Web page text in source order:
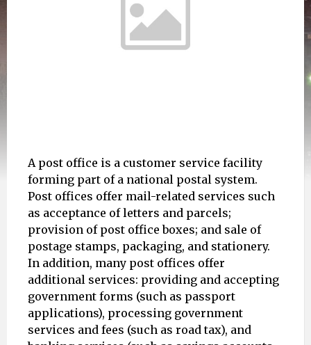
A post office is a customer service facility
forming part of a national postal system.
Post offices offer mail-related services such
as acceptance of letters and parcels;
provision of post office boxes; and sale of
postage stamps, packaging, and stationery.
In addition, many post offices offer
additional services: providing and accepting
government forms (such as passport
applications), processing government
services and fees (such as road tax), and